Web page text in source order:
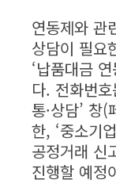
연동제와 관
상담이 필요
‘납품대금
다. 전화번
통·상담’ 창
한, ‘중소기
공정거래 신
진행할 예정